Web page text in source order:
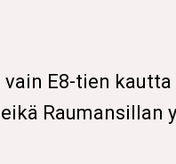
E8-tien
Raumansillan